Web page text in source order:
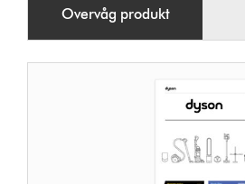
Overvåg produkt